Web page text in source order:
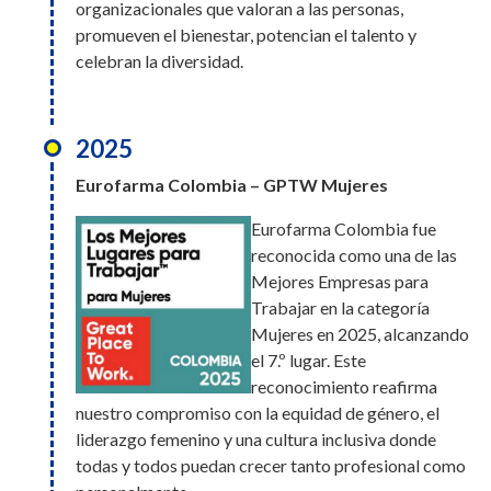
accidentes de trabajo, además de iniciativas de
sostenibilidad y preservación ambiental, y la 12.ª
edición del Premio Bumerangue.
Eurofarma Bolivia – GPTW
participación en el ranking de
Great Place to Work,
alcanzamos el 14.º lugar entre
las mejores empresas para
trabajar en el país. Un resultado que refleja la
dedicación de un equipo que actúa con pasión,
propósito y colaboración.
2025
alcanzando el 3.er
lugar. Este reconocimiento reafirma nuestro
compromiso con la equidad de género, el
profesional como personalmente.
2025
M&A Connect Awards
Eurofarma fue galardonada
con el premio a la Mejor
Estrategia (Low Cap) del año
en los M&A Connect Awards.
El reconocimiento llegó tras
tres grandes adquisiciones
realizadas por Eurofarma en los últimos años: Genfar,
organizacionales que valoran a las personas,
promueven el bienestar, potencian el talento y
celebran la diversidad.
2025
Eurofarma Colombia – GPTW Mujeres
Eurofarma Colombia fue
reconocida como una de las
Mejores Empresas para
Trabajar en la categoría
Mujeres en 2025, alcanzando
el 7.º lugar. Este
reconocimiento reafirma
nuestro compromiso con la equidad de género, el
liderazgo femenino y una cultura inclusiva donde
todas y todos puedan crecer tanto profesional como